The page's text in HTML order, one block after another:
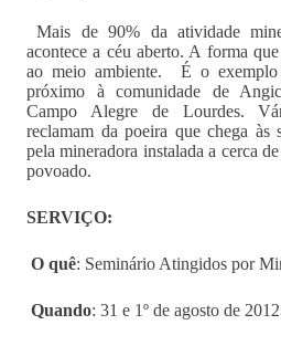
Mais de 90% da atividade
acontece a céu aberto. A forma
ao meio ambiente. É o exemplo
próximo à comunidade de
Campo Alegre de Lourdes.
reclamam da poeira que chega às
pela mineradora instalada a cerca
povoado.
SERVIÇO:
O quê: Seminário Atingidos por
Quando: 31 e 1º de agosto de 2012